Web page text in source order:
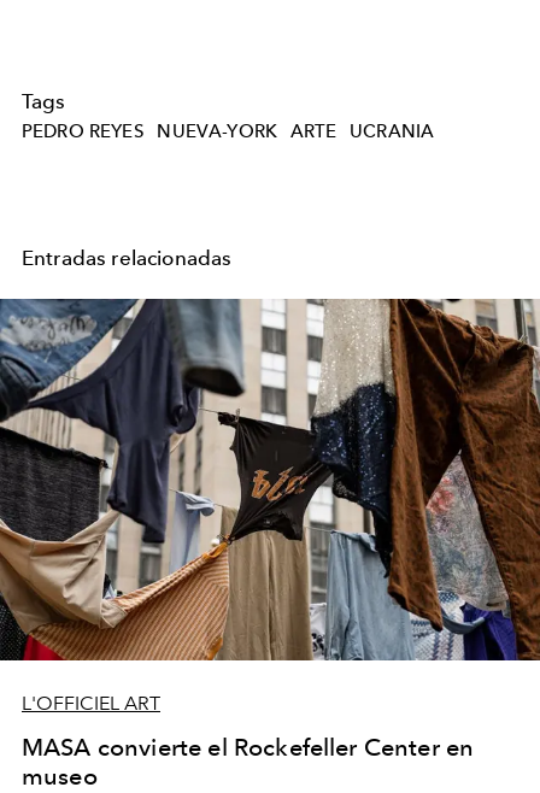
Tags
PEDRO REYES NUEVA-YORK ARTE UCRANIA
Entradas relacionadas
L'OFFICIEL ART
MASA convierte el Rockefeller Center en
museo